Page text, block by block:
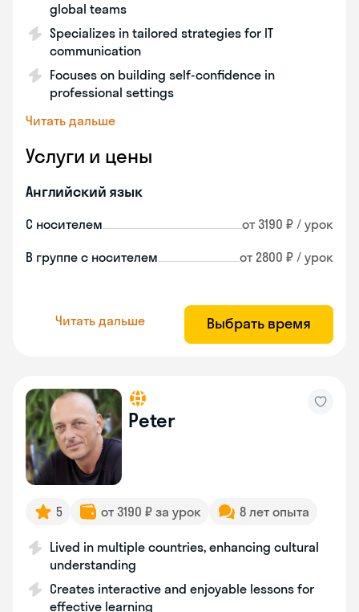
global teams
Specializes in tailored strategies for IT
communication
Focuses on building self-confidence in
professional settings
Читать дальше
Услуги и цены
Английский язык
С носителем от 3190 ₽ / урок
В группе с носителем от 2800 ₽ / урок
Читать дальше Выбрать время
Peter
5 от 3190 ₽ за урок 8 лет опыта
Lived in multiple countries, enhancing cultural
understanding
Creates interactive and enjoyable lessons for
effective learning